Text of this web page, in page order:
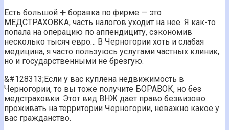
Есть большой ➕ боравка по фирме — это
МЕДСТРАХОВКА, часть налогов уходит на нее. Я как-то
попала на операцию по аппендициту, сэкономив
несколько тысяч евро… В Черногории хоть и слабая
медицина, я часто пользуюсь услугами частных клиник,
но и государственными не брезгую.
&#128313;️Если у вас куплена недвижимость в
Черногории, то вы тоже получите БОРАВОК, но без
медстраховки. Этот вид ВНЖ дает право безвизово
проживать на территории Черногории, неважно какое у
вас гражданство.